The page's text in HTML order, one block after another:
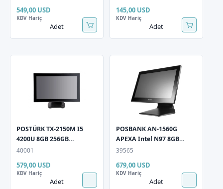
549,00 USD
KDV Hariç
Adet
145,00 USD
KDV Hariç
Adet
POSTÜRK TX-2150M I5
4200U 8GB 256GB
NVMe SSD 21,5" Multi
PC
40001
579,00 USD
KDV Hariç
Adet
POSBANK AN-1560G
APEXA Intel N97 8GB
DDR4 256GB SSD 15,6"
EG H156 Pos PC
39565
679,00 USD
KDV Hariç
Adet